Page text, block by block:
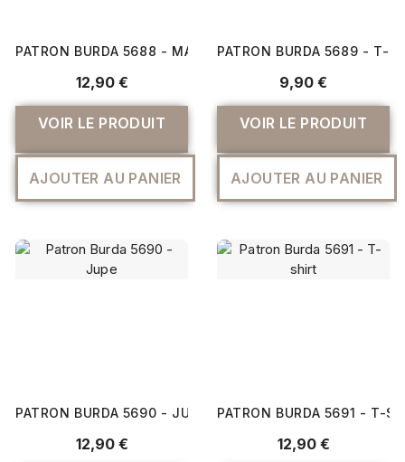
PATRON BURDA 5688 - MANTEAU/VESTE
12,90 €
VOIR LE PRODUIT
AJOUTER AU PANIER
PATRON BURDA 5689 - T-
9,90 €
VOIR LE PRODUIT
AJOUTER AU PANIER
PATRON BURDA 5690 - JUPE
12,90 €
PATRON BURDA 5691 - T-
12,90 €